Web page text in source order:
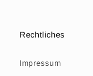
Rechtliches
Impressum